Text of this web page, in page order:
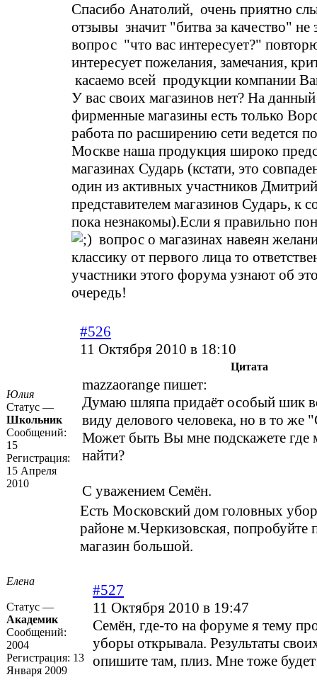
Спасибо Анатолий, очень приятно
отзывы значит "битва за качество" не
вопрос "что вас интересует?"
интересует пожелания, замечания,
касаемо всей продукции компании
У вас своих магазинов нет? На
фирменные магазины есть только
работа по расширению сети ведется
Москве наша продукция широко
магазинах Сударь (кстати, это
один из активных участников
представителем магазинов Сударь, к
пока незнакомы).Если я правильно
вопрос о магазинах навеян
классику от первого лица то
участники этого форума узнают об
очередь!
Юлия
Статус —
Школьник
Сообщений:
15
Регистрация:
15 Апреля
2010
#526
11 Октября 2010 в 18:10
Цитата
mazzaorange пишет:
Думаю шляпа придаёт особый шик
виду делового человека, но в то же
Может быть Вы мне подскажете где
найти?
С уважением Семён.
Есть Московский дом головных
районе м.Черкизовская, попробуйте
магазин большой.
Елена
Статус —
Академик
Сообщений:
2004
Регистрация: 13
Января 2009
#527
11 Октября 2010 в 19:47
Семён, где-то на форуме я тему
уборы открывала. Результаты
опишите там, плиз. Мне тоже